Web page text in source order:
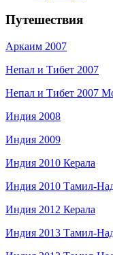
Путешествия
Аркаим 2007
Непал и Тибет 2007
Непал и Тибет 2007
Индия 2008
Индия 2009
Индия 2010 Керала
Индия 2010 Тамил-
Индия 2012 Керала
Индия 2013 Тамил-